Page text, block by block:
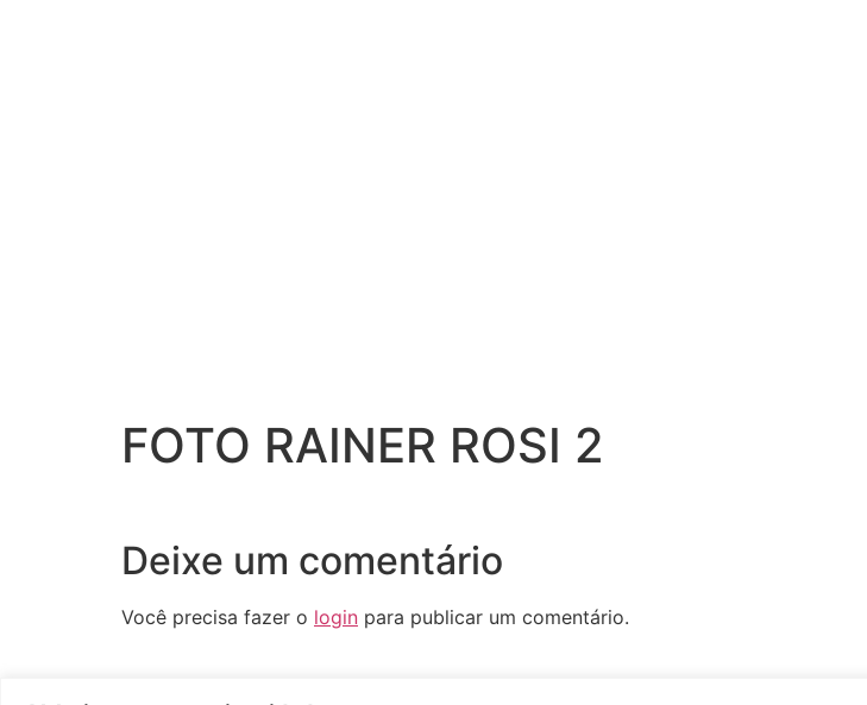
FOTO RAINER ROSI 2
Deixe um comentário
Você precisa fazer o login para publicar um comentário.